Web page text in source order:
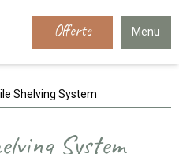
Offerte Menu
Shelving System
System